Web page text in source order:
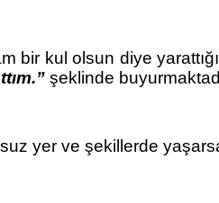
bir kul olsun diye
şeklinde
yer ve şekillerde